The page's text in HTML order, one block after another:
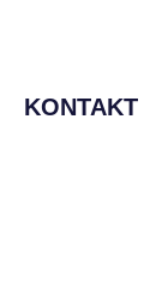
KONTAKT